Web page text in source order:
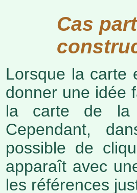
Cas
Lorsque la carte
donner une idée
la carte de la
Cependant,
possible de
apparaît avec
les références